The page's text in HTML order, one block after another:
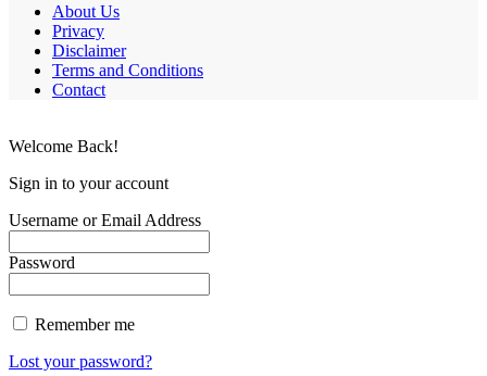
About Us
Privacy
Disclaimer
Terms and Conditions
Contact
Welcome Back!
Sign in to your account
Username or Email Address
Password
Remember me
Lost your password?